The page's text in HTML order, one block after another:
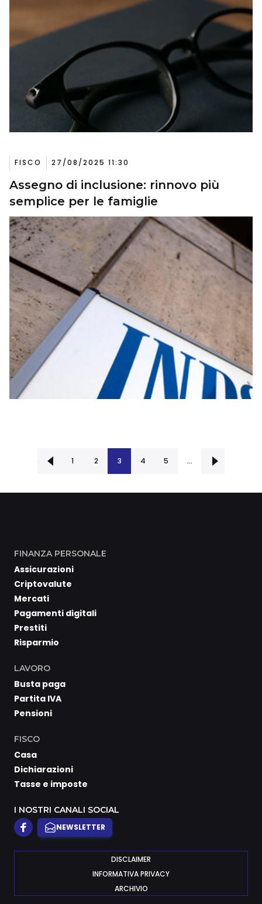
FISCO 27/08/2025 11:30
Assegno di inclusione: rinnovo più
semplice per le famiglie
1 2 3 4 5 …
Successiva ›
FINANZA PERSONALE
Assicurazioni
Criptovalute
Mercati
Pagamenti digitali
Prestiti
Risparmio
LAVORO
Busta paga
Partita IVA
Pensioni
FISCO
Casa
Dichiarazioni
Tasse e imposte
I NOSTRI CANALI SOCIAL
NEWSLETTER
DISCLAIMER
INFORMATIVA PRIVACY
ARCHIVIO